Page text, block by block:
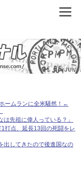
ームランに全米騒然！←
先祖に偉人っている？」
打点、延長13回の死闘をレ
出してきたので後進国なの